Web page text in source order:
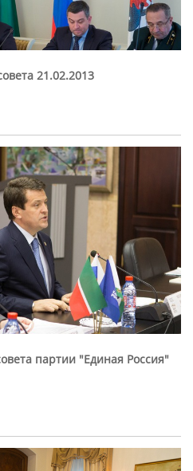
21.02.2013
партии "Единая Россия"